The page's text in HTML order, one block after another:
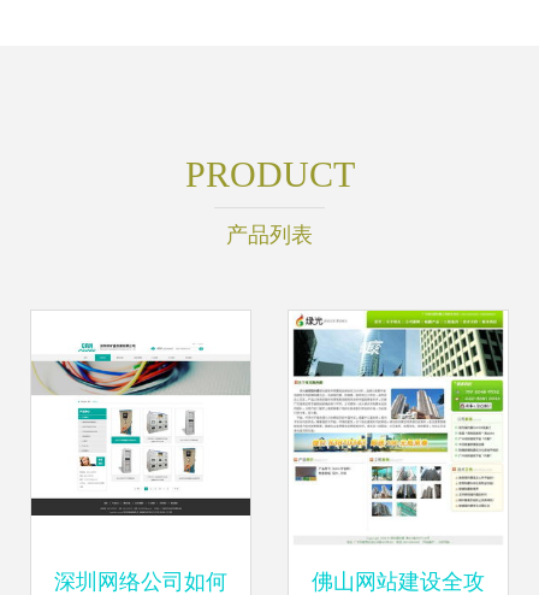
PRODUCT
产品列表
深圳网络公司如何 佛山网站建设全攻